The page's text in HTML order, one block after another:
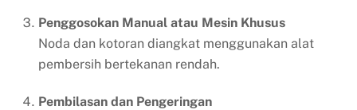
Penggosokan Manual atau Mesin Khusus
Noda dan kotoran diangkat menggunakan alat
pembersih bertekanan rendah.
Pembilasan dan Pengeringan